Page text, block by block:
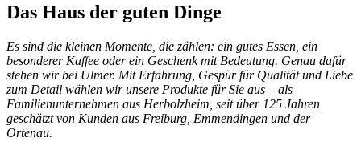
Das Haus der guten Dinge
Es sind die kleinen Momente, die zählen: ein gutes Essen, ein
besonderer Kaffee oder ein Geschenk mit Bedeutung. Genau dafür
stehen wir bei Ulmer. Mit Erfahrung, Gespür für Qualität und Liebe
zum Detail wählen wir unsere Produkte für Sie aus – als
Familienunternehmen aus Herbolzheim, seit über 125 Jahren
geschätzt von Kunden aus Freiburg, Emmendingen und der
Ortenau.